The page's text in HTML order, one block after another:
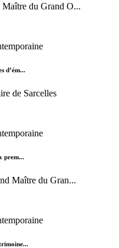
du Grand O...
d’ém...
de Sarcelles
prem...
Maître du Gran...